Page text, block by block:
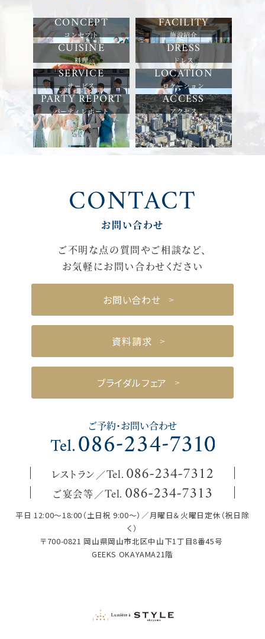
コンセプト 施設紹介
料理 ドレス
サービス ロケーション
パーティレポート アクセス
CONTACT
お問い合わせ
ご不明な点の質問やご相談など、
お気軽にお問い合わせください
お問い合わせ
資料請求
ブライダルフェア
ご予約・お問い合わせ
レストラン Tel. 086-234-7312
ご宴会等 Tel. 086-234-7313
平日 12:00～18:00（土日祝 9:00～）／月曜日＆火曜日定休（祝日除
く）
〒700-0821 岡山県岡山市北区中山下1丁目8番45号
GEEKS OKAYAMA21階